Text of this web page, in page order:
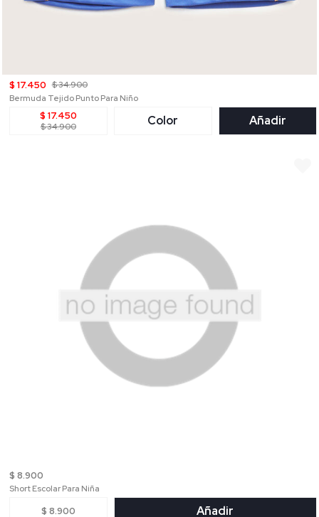
$ 17.450 $ 34.900
Bermuda Tejido Punto Para Niño
$ 17.450
$ 34.900 Color Añadir
$ 8.900
Short Escolar Para Niña
$ 8.900 Añadir